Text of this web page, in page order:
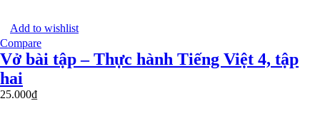
Add to wishlist
Compare
Vở bài tập – Thực hành Tiếng Việt 4, tập
hai
25.000₫